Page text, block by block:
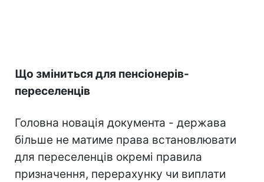
Що зміниться для пенсіонерів-
переселенців
Головна новація документа - держава
більше не матиме права встановлювати
для переселенців окремі правила
призначення, перерахунку чи виплати